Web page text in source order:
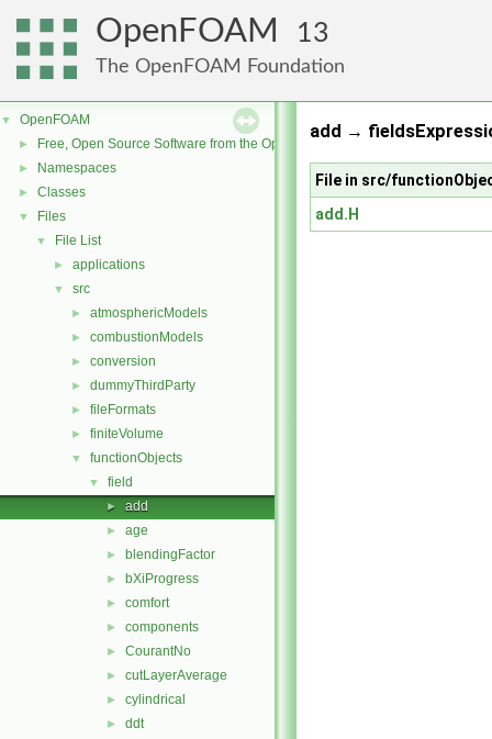
OpenFOAM 13
The OpenFOAM Foundation
▼ OpenFOAM
► Free, Open Source Software from the OpenFOAM Foundation
► Namespaces
► Classes
▼ Files
▼ File List
► applications
▼ src
► atmosphericModels
► combustionModels
► conversion
► dummyThirdParty
► fileFormats
► finiteVolume
▼ functionObjects
▼ field
► add
► age
► blendingFactor
► bXiProgress
► comfort
► components
► CourantNo
► cutLayerAverage
► cylindrical
► ddt
add →
File in src/
add.H